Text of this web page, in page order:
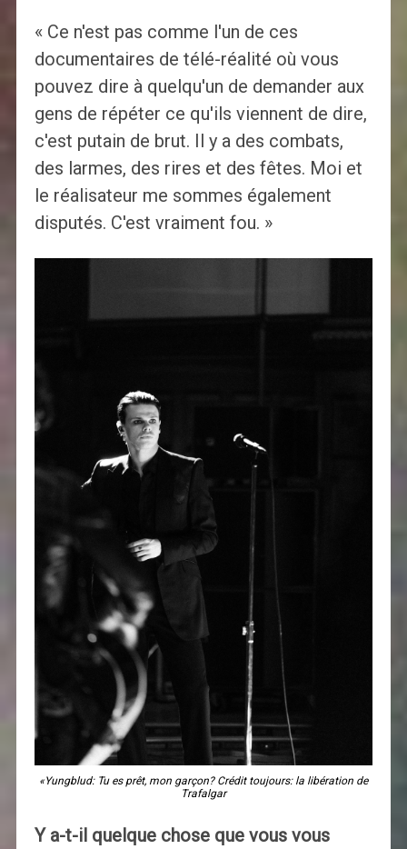
« Ce n'est pas comme l'un de ces
documentaires de télé-réalité où vous
pouvez dire à quelqu'un de demander aux
gens de répéter ce qu'ils viennent de dire,
c'est putain de brut. Il y a des combats,
des larmes, des rires et des fêtes. Moi et
le réalisateur me sommes également
disputés. C'est vraiment fou. »
«Yungblud: Tu es prêt, mon garçon? Crédit toujours: la libération de
Trafalgar
Y a-t-il quelque chose que vous vous